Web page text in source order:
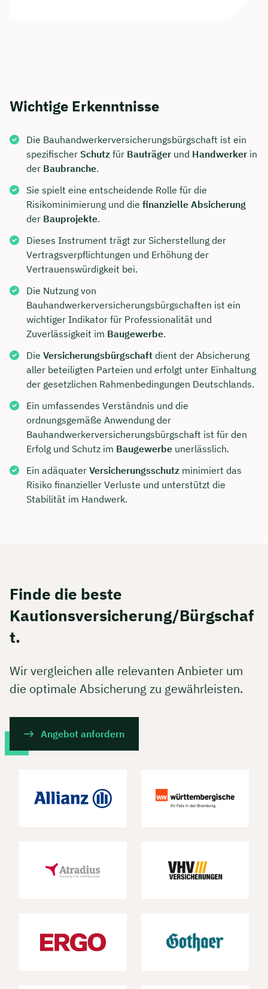
Wichtige Erkenntnisse
Die Bauhandwerkerversicherungsbürgschaft ist ein
spezifischer Schutz für Bauträger und Handwerker in
der Baubranche.
Sie spielt eine entscheidende Rolle für die
Risikominimierung und die finanzielle Absicherung
der Bauprojekte.
Dieses Instrument trägt zur Sicherstellung der
Vertragsverpflichtungen und Erhöhung der
Vertrauenswürdigkeit bei.
Die Nutzung von
Bauhandwerkerversicherungsbürgschaften ist ein
wichtiger Indikator für Professionalität und
Zuverlässigkeit im Baugewerbe.
Die Versicherungsbürgschaft dient der Absicherung
aller beteiligten Parteien und erfolgt unter Einhaltung
der gesetzlichen Rahmenbedingungen Deutschlands.
Ein umfassendes Verständnis und die
ordnungsgemäße Anwendung der
Bauhandwerkerversicherungsbürgschaft ist für den
Erfolg und Schutz im Baugewerbe unerlässlich.
Ein adäquater Versicherungsschutz minimiert das
Risiko finanzieller Verluste und unterstützt die
Stabilität im Handwerk.
Finde die beste
Kautionsversicherung/Bürgschaf
t.
Wir vergleichen alle relevanten Anbieter um
die optimale Absicherung zu gewährleisten.
Angebot anfordern